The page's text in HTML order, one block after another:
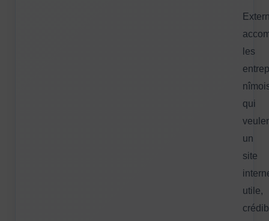
les
qui
un
site
utile,